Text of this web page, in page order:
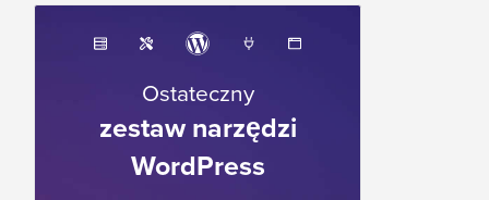
Ostateczny
zestaw narzędzi
WordPress